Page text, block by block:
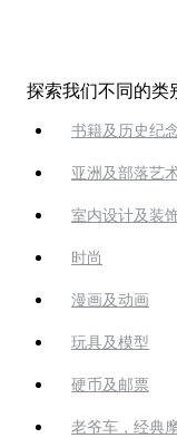
探索我们不同的类
书籍及历史纪
亚洲及部落艺
室内设计及装
时尚
漫画及动画
玩具及模型
硬币及邮票
老爷车，经典